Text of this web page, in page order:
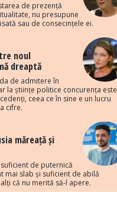
de prezență
nu presupune
sau de consecințele ei.
noul
dreaptă
de admitere în
la științe politice concurența este
ceea ce în sine e un lucru
cifre.
măreață și
de puternică
mai slab și suficient de abilă
că nu merită să-l apere.